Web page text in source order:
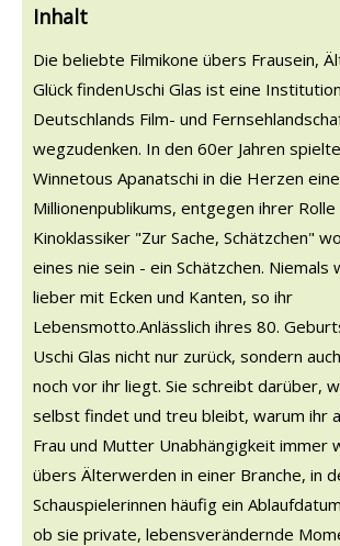
Inhalt
Die beliebte Filmikone übers Frausein,
Glück findenUschi Glas ist eine
Deutschlands Film- und
wegzudenken. In den 60er Jahren
Winnetous Apanatschi in die Herzen
Millionenpublikums, entgegen ihrer Rolle
Kinoklassiker "Zur Sache, Schätzchen"
eines nie sein - ein Schätzchen. Niemals
lieber mit Ecken und Kanten, so ihr
Lebensmotto.Anlässlich ihres 80.
Uschi Glas nicht nur zurück, sondern
noch vor ihr liegt. Sie schreibt darüber,
selbst findet und treu bleibt, warum ihr
Frau und Mutter Unabhängigkeit immer
übers Älterwerden in einer Branche, in
Schauspielerinnen häufig ein
ob sie private, lebensverändernde